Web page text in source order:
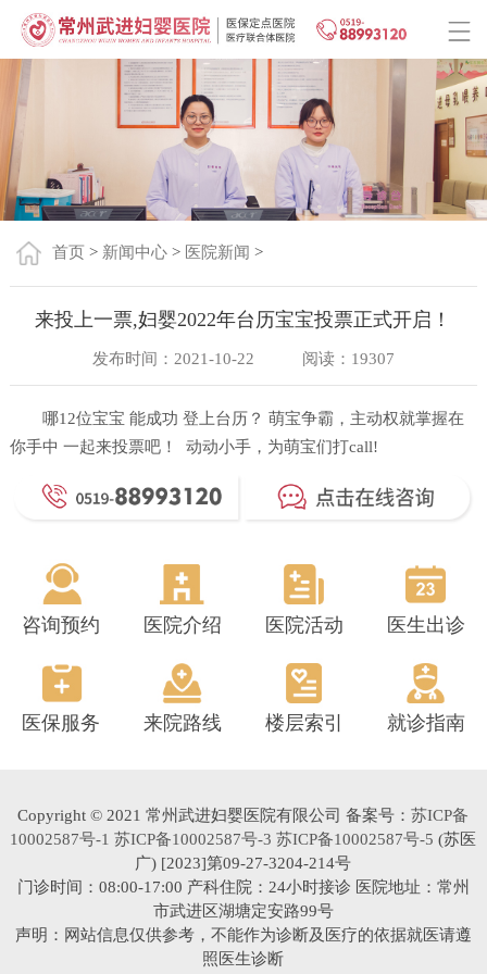
首页 > 新闻中心> 医院新闻 >
来投上一票,妇婴2022年台历宝宝投票正式开启！
发布时间：2021-10-22 阅读：19307
哪12位宝宝 能成功 登上台历？ 萌宝争霸，主动权就掌握在
你手中 一起来投票吧！ 动动小手，为萌宝们打call!
咨询预约 医院介绍 医院活动 医生出诊
医保服务 来院路线 楼层索引 就诊指南
Copyright © 2021 常州武进妇婴医院有限公司 备案号：苏ICP备
10002587号-1 苏ICP备10002587号-3 苏ICP备10002587号-5 (苏医
广) [2023]第09-27-3204-214号
门诊时间：08:00-17:00 产科住院：24小时接诊 医院地址：常州
市武进区湖塘定安路99号
声明：网站信息仅供参考，不能作为诊断及医疗的依据就医请遵
照医生诊断